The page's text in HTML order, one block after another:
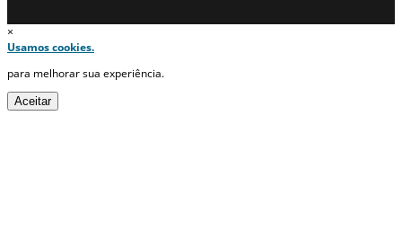
×
Usamos cookies.
para melhorar sua experiência.
Aceitar